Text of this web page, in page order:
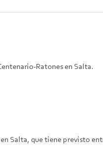
Ratones en Salta.
Salta, que tiene previsto